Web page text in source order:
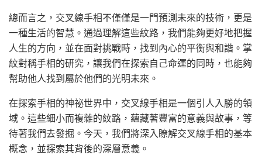
總而言之，交叉線手相不僅僅是一門預測未來的技術，更是
一種生活的智慧。通過理解這些紋路，我們能夠更好地把握
人生的方向，並在面對挑戰時，找到內心的平衡與和諧。掌
紋對稱手相的研究，讓我們在探索自己命運的同時，也能夠
幫助他人找到屬於他們的光明未來。
在探索手相的神祕世界中，交叉線手相是一個引人入勝的領
域。這些細小而複雜的紋路，蘊藏著豐富的意義與故事，等
待著我們去發掘。今天，我們將深入瞭解交叉線手相的基本
概念，並探索其背後的深層意義。